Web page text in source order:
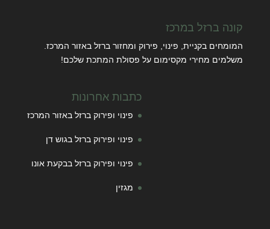
קונה ברזל במרכז
המומחים בקניית, פינוי, פירוק ומחזור ברזל באזור המרכז.
משלמים מחירי מקסימום על פסולת המתכת שלכם!
כתבות אחרונות
פינוי ופירוק ברזל באזור המרכז
פינוי ופירוק ברזל בגוש דן
פינוי ופירוק ברזל בבקעת אונו
מגזין